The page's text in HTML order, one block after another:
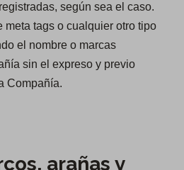
según sea el caso.
meta tags o cualquier otro tipo
el nombre o marcas
sin el expreso y previo
Compañía.
arañas y